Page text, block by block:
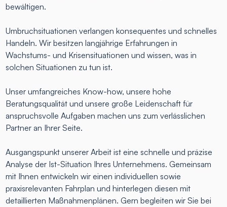
bewältigen.
Umbruchsituationen verlangen konsequentes und schnelles
Handeln. Wir besitzen langjährige Erfahrungen in
Wachstums- und Krisensituationen und wissen, was in
solchen Situationen zu tun ist.
Unser umfangreiches Know-how, unsere hohe
Beratungsqualität und unsere große Leidenschaft für
anspruchsvolle Aufgaben machen uns zum verlässlichen
Partner an Ihrer Seite.
Ausgangspunkt unserer Arbeit ist eine schnelle und präzise
Analyse der Ist-Situation Ihres Unternehmens. Gemeinsam
mit Ihnen entwickeln wir einen individuellen sowie
praxisrelevanten Fahrplan und hinterlegen diesen mit
detaillierten Maßnahmenplänen. Gern begleiten wir Sie bei